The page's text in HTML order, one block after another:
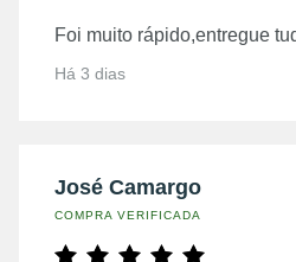
Foi muito rápido,entregue
Há 3 dias
José Camargo
COMPRA VERIFICADA